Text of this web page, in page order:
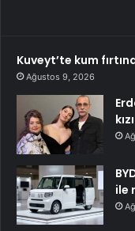
Kuveyt’te kum
Ağustos 9, 2026
ile